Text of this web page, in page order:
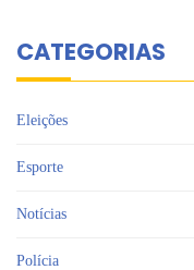
CATEGORIAS
Eleições
Esporte
Notícias
Polícia